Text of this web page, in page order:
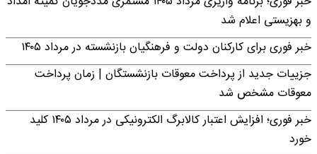
و بهزیستی اعلام شد
خبر فوری برای کارکنان دولت و فرهنگیان بازنشسته در مرداد ۱۴۰۵
جزییات جدید از پرداخت معوقات بازنشستگان | زمان پرداخت
معوقات مشخص شد
خبر فوری؛ افزایش اعتبار کالابرگ الکترونیکی در مرداد ۱۴۰۵ کلید
خورد